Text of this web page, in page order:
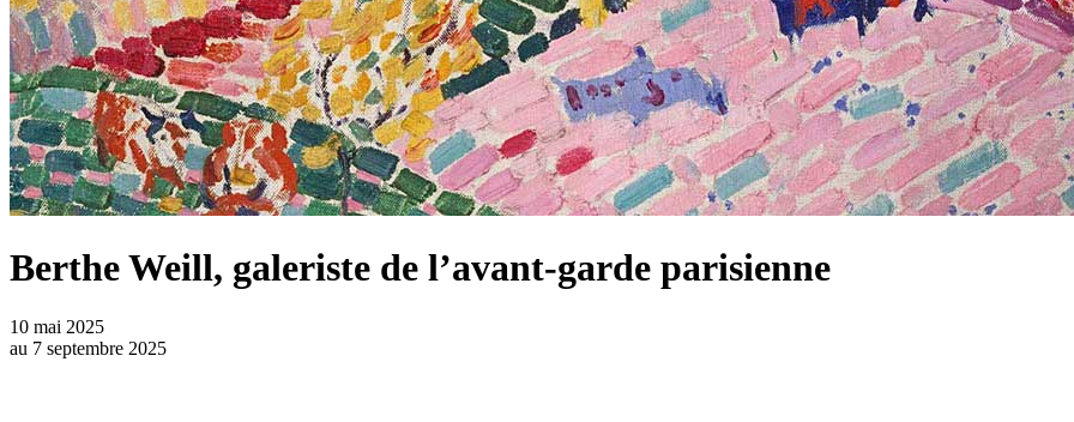
Berthe Weill, galeriste de l’avant-garde parisienne
10 mai 2025
au 7 septembre 2025